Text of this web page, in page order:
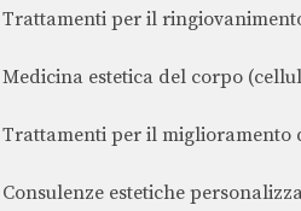
Trattamenti per il
Medicina estetica del corpo
Trattamenti per il miglioramento
Consulenze estetiche